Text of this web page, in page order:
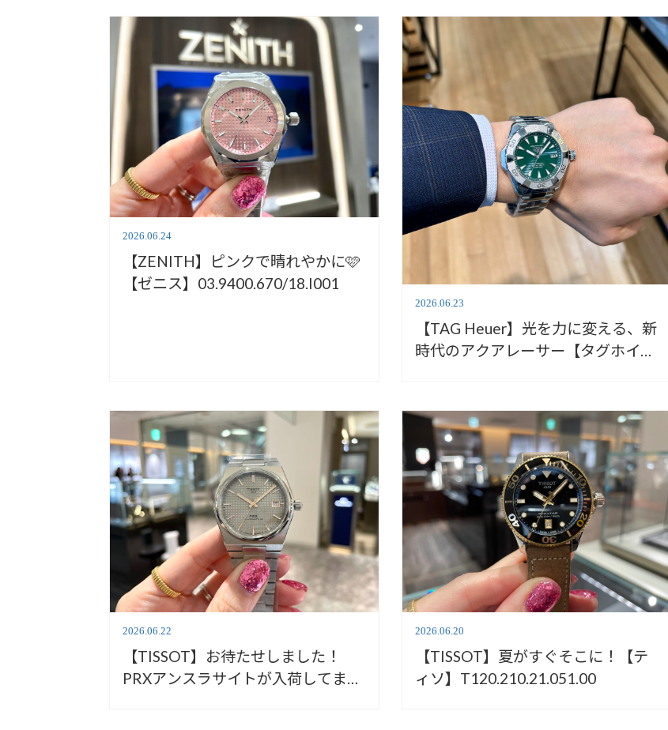
2026.06.24
【ZENITH】ピンクで晴れやかに🩷
【ゼニス】03.9400.670/18.I001
2026.06.23
【TAG Heuer】光を力に変える、新
時代のアクアレーサー【タグホイヤ
2026.06.22
【TISSOT】お待たせしました！
PRXアンスラサイトが入荷してま
2026.06.20
【TISSOT】夏がすぐそこに！【テ
ィソ】T120.210.21.051.00